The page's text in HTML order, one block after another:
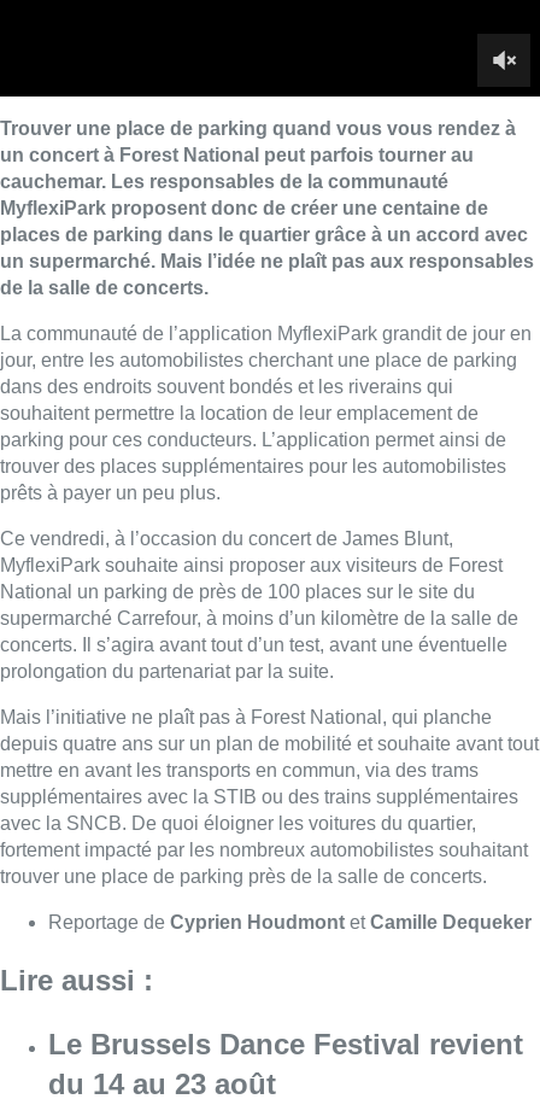
jour, entre les automobilistes cherchant une place de parking
souhaitent permettre la location de leur emplacement de
parking pour ces conducteurs. L’application permet ainsi de
trouver des places supplémentaires pour les automobilistes
prêts à payer un peu plus.
Ce vendredi, à l’occasion du concert de James Blunt,
MyflexiPark souhaite ainsi proposer aux visiteurs de Forest
National un parking de près de 100 places sur le site du
supermarché Carrefour, à moins d’un kilomètre de la salle de
concerts. Il s’agira avant tout d’un test, avant une éventuelle
prolongation du partenariat par la suite.
Mais l’initiative ne plaît pas à Forest National, qui planche
depuis quatre ans sur un plan de mobilité et souhaite avant tout
mettre en avant les transports en commun, via des trams
supplémentaires avec la STIB ou des trains supplémentaires
avec la SNCB. De quoi éloigner les voitures du quartier,
fortement impacté par les nombreux automobilistes souhaitant
trouver une place de parking près de la salle de concerts.
Reportage de Cyprien HoudmontetCamille Dequeker
Lire aussi :
Le Brussels Dance Festival revient
du 14 au 23 août